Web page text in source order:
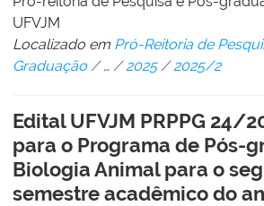
UFVJM
Localizado em Pró-Reitoria de
Graduação /… /2025 /2025/2
Edital UFVJM PRPPG 24/
para o Programa de Pós-
Biologia Animal para o
semestre acadêmico do